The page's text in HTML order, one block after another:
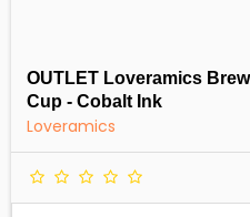
OUTLET Loveramics
Cup - Cobalt Ink
Loveramics